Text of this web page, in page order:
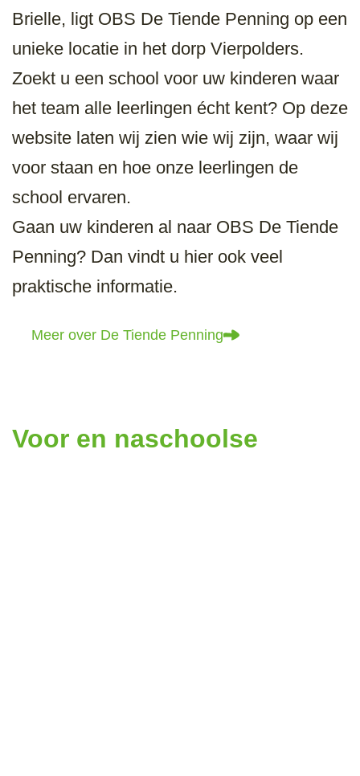
Brielle, ligt OBS De Tiende Penning op een
unieke locatie in het dorp Vierpolders.
Zoekt u een school voor uw kinderen waar
het team alle leerlingen écht kent? Op deze
website laten wij zien wie wij zijn, waar wij
voor staan en hoe onze leerlingen de
school ervaren.
Gaan uw kinderen al naar OBS De Tiende
Penning? Dan vindt u hier ook veel
praktische informatie.
Meer over De Tiende Penning
Voor en naschoolse